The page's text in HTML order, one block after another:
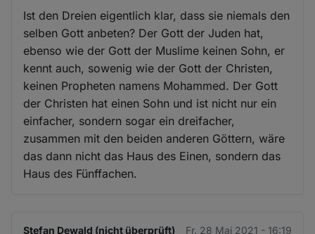
Ist den Dreien eigentlich klar, dass sie niemals den
selben Gott anbeten? Der Gott der Juden hat,
ebenso wie der Gott der Muslime keinen Sohn, er
kennt auch, sowenig wie der Gott der Christen,
keinen Propheten namens Mohammed. Der Gott
der Christen hat einen Sohn und ist nicht nur ein
einfacher, sondern sogar ein dreifacher,
zusammen mit den beiden anderen Göttern, wäre
das dann nicht das Haus des Einen, sondern das
Haus des Fünffachen.
Stefan Dewald (nicht überprüft) Fr. 28 Mai 2021 - 16:19